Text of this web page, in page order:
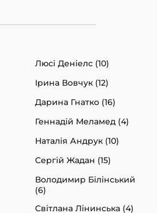
Люсі Деніелс (10)
Ірина Вовчук (12)
Дарина Гнатко (16)
Геннадій Меламед (4)
Наталія Андрук (10)
Сергій Жадан (15)
Володимир Білінський
(6)
Світлана Лінинська (4)